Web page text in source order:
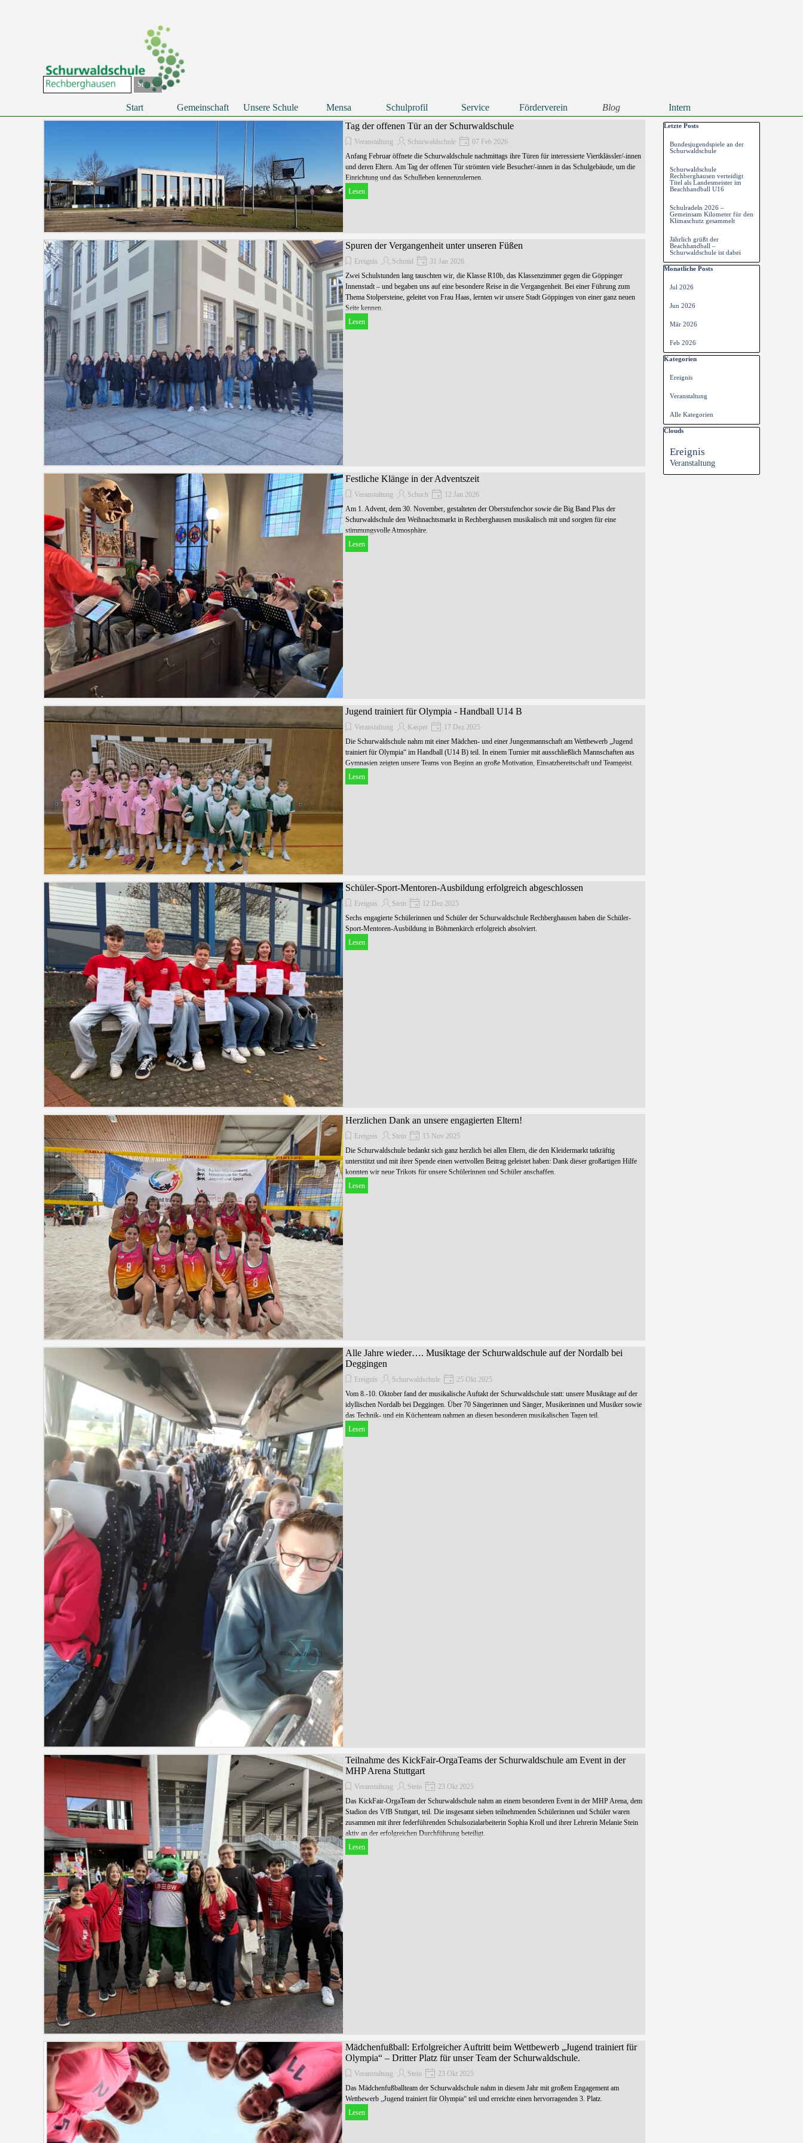
Menü überspringen
Start Gemeinschaft ▼
Unsere Schule ▼
Mensa Schulprofil ▼
Service ▼
Förderverein Blog Intern
Suchen
Tag der offenen Tür an der Schurwaldschule
Veranstaltung Schurwaldschule
07 Feb 2026
Anfang Februar öffnete die Schurwaldschule nachmittags ihre Türen für interessierte Viertklässler/-innen
und deren Eltern. Am Tag der offenen Tür strömten viele Besucher/-innen in das Schulgebäude, um die
Einrichtung und das Schulleben kennenzulernen.
Lesen
Spuren der Vergangenheit unter unseren Füßen
Ereignis Schmid
31 Jan 2026
Zwei Schulstunden lang tauschten wir, die Klasse R10b, das Klassenzimmer gegen die Göppinger
Innenstadt – und begaben uns auf eine besondere Reise in die Vergangenheit. Bei einer Führung zum
Thema Stolpersteine, geleitet von Frau Haas, lernten wir unsere Stadt Göppingen von einer ganz neuen
Seite kennen.
Lesen
Festliche Klänge in der Adventszeit
Veranstaltung Schuch
12 Jan 2026
Am 1. Advent, dem 30. November, gestalteten der Oberstufenchor sowie die Big Band Plus der
Schurwaldschule den Weihnachtsmarkt in Rechberghausen musikalisch mit und sorgten für eine
stimmungsvolle Atmosphäre.
Lesen
Jugend trainiert für Olympia - Handball U14 B
Veranstaltung Kasper
17 Dez 2025
Die Schurwaldschule nahm mit einer Mädchen- und einer Jungenmannschaft am Wettbewerb „Jugend
trainiert für Olympia“ im Handball (U14 B) teil. In einem Turnier mit ausschließlich Mannschaften aus
Gymnasien zeigten unsere Teams von Beginn an große Motivation, Einsatzbereitschaft und Teamgeist.
Lesen
Schüler-Sport-Mentoren-Ausbildung erfolgreich abgeschlossen
Ereignis Stein
12 Dez 2025
Sechs engagierte Schülerinnen und Schüler der Schurwaldschule Rechberghausen haben die Schüler-
Sport-Mentoren-Ausbildung in Böhmenkirch erfolgreich absolviert.
Lesen
Herzlichen Dank an unsere engagierten Eltern!
Ereignis Stein
15 Nov 2025
Die Schurwaldschule bedankt sich ganz herzlich bei allen Eltern, die den Kleidermarkt tatkräftig
unterstützt und mit ihrer Spende einen wertvollen Beitrag geleistet haben: Dank dieser großartigen Hilfe
konnten wir neue Trikots für unsere Schülerinnen und Schüler anschaffen.
Lesen
Alle Jahre wieder…. Musiktage der Schurwaldschule auf der Nordalb bei
Deggingen
Ereignis Schurwaldschule
25 Okt 2025
Vom 8.-10. Oktober fand der musikalische Auftakt der Schurwaldschule statt: unsere Musiktage auf der
idyllischen Nordalb bei Deggingen. Über 70 Sängerinnen und Sänger, Musikerinnen und Musiker sowie
das Technik- und ein Küchenteam nahmen an diesen besonderen musikalischen Tagen teil.
Lesen
Teilnahme des KickFair-OrgaTeams der Schurwaldschule am Event in der
MHP Arena Stuttgart
Veranstaltung Stein
23 Okt 2025
Das KickFair-OrgaTeam der Schurwaldschule nahm an einem besonderen Event in der MHP Arena, dem
Stadion des VfB Stuttgart, teil. Die insgesamt sieben teilnehmenden Schülerinnen und Schüler waren
zusammen mit ihrer federführenden Schulsozialarbeiterin Sophia Kroll und ihrer Lehrerin Melanie Stein
aktiv an der erfolgreichen Durchführung beteiligt.
Lesen
Mädchenfußball: Erfolgreicher Auftritt beim Wettbewerb „Jugend trainiert für
Olympia“ – Dritter Platz für unser Team der Schurwaldschule.
Veranstaltung Stein
23 Okt 2025
Das Mädchenfußballteam der Schurwaldschule nahm in diesem Jahr mit großem Engagement am
Wettbewerb „Jugend trainiert für Olympia“ teil und erreichte einen hervorragenden 3. Platz.
Lesen
Block überspringen Letzte Posts
Letzte Posts
Bundesjugendspiele an der
Schurwaldschule
Schurwaldschule
Rechberghausen verteidigt
Titel als Landesmeister im
Beachhandball U16
Schulradeln 2026 –
Gemeinsam Kilometer für den
Klimaschutz gesammelt
Jährlich grüßt der
Beachhandball –
Schurwaldschule ist dabei
Block überspringen Monatliche Posts
Monatliche Posts
Jul 2026
Jun 2026
Mär 2026
Feb 2026
Block überspringen Kategorien
Kategorien
Ereignis
Veranstaltung
Alle Kategorien
Block überspringen Clouds
Clouds
Ereignis
Veranstaltung